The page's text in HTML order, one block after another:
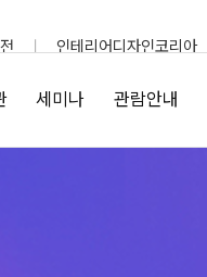
인테리어디자인코리아
세미나 관람안내